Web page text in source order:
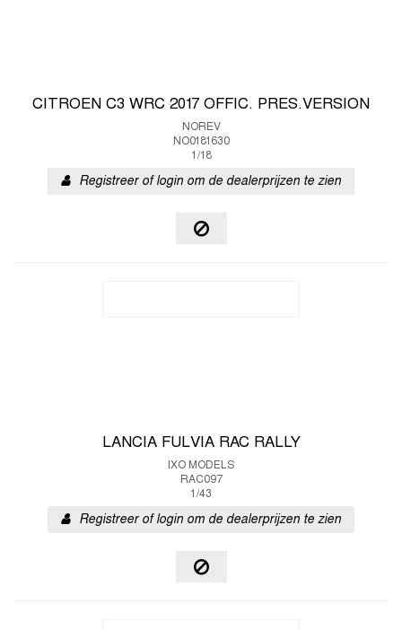
CITROEN C3 WRC 2017 OFFIC. PRES.VERSION
NOREV
NO0181630
1/18
Registreer of login om de dealerprijzen te zien
LANCIA FULVIA RAC RALLY
IXO MODELS
RAC097
1/43
Registreer of login om de dealerprijzen te zien